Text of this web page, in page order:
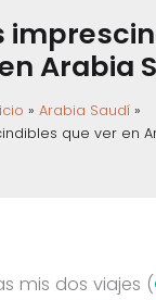
Arabia
Arabia Saudí
que ver en
mis dos viajes (